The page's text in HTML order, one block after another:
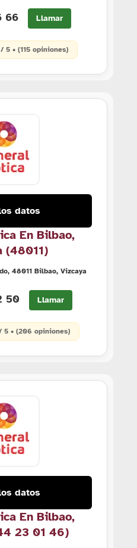
66 Llamar
5 • (115 opiniones)
datos
En Bilbao,
(48011)
48011 Bilbao, Vizcaya
50 Llamar
5 • (206 opiniones)
datos
En Bilbao,
23 01 46)